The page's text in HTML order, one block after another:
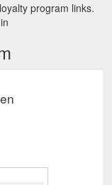
program links.